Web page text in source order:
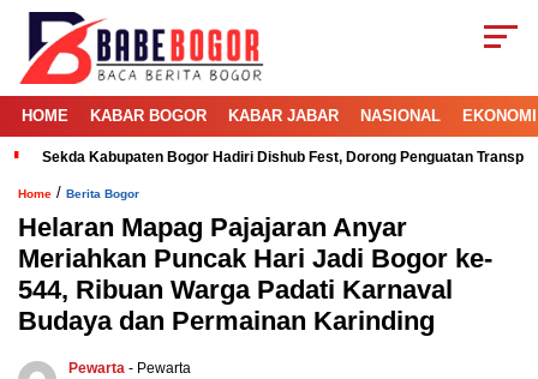
HOME KABAR BOGOR KABAR JABAR NASIONAL EKONOMI
Sekda Kabupaten Bogor Hadiri Dishub Fest, Dorong Penguatan
Home / Berita Bogor
Helaran Mapag Pajajaran Anyar
Meriahkan Puncak Hari Jadi Bogor ke-
544, Ribuan Warga Padati Karnaval
Budaya dan Permainan Karinding
Pewarta - Pewarta